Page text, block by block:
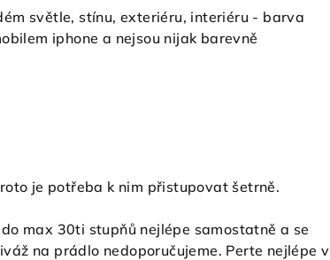
světle, stínu, exteriéru, interiéru - barva
iphone a nejsou nijak barevně
je potřeba k nim přistupovat šetrně.
max 30ti stupňů nejlépe samostatně a se
na prádlo nedoporučujeme. Perte nejlépe v